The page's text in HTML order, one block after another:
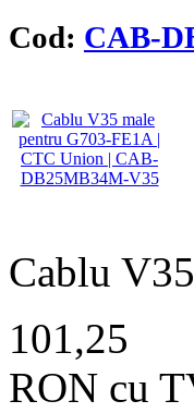
Cod: CAB-
Cablu
101,25
RON cu